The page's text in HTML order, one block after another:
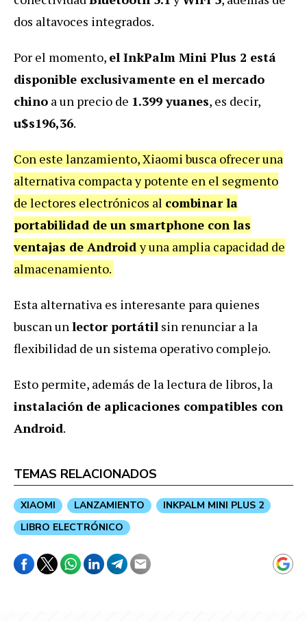
dos altavoces integrados.
Por el momento, el InkPalm Mini Plus 2 está
disponible exclusivamente en el mercado
chino a un precio de 1.399 yuanes, es decir,
u$s196,36.
Con este lanzamiento, Xiaomi busca ofrecer una
alternativa compacta y potente en el segmento
de lectores electrónicos al combinar la
portabilidad de un smartphone con las
ventajas de Androidy una amplia capacidad de
almacenamiento.
Esta alternativa es interesante para quienes
buscan unlector portátil sin renunciar a la
flexibilidad de un sistema operativo complejo.
Esto permite, además de la lectura de libros, la
instalación de aplicaciones compatibles con
Android.
TEMAS RELACIONADOS
XIAOMI LANZAMIENTO
INKPALM MINI PLUS 2
LIBRO ELECTRÓNICO